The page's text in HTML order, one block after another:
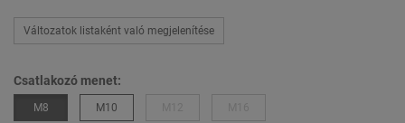
Változatok listaként való megjelenítése
Csatlakozó menet:
M8 M10